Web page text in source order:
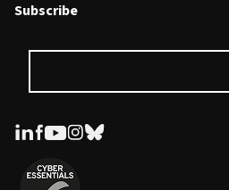
Subscribe